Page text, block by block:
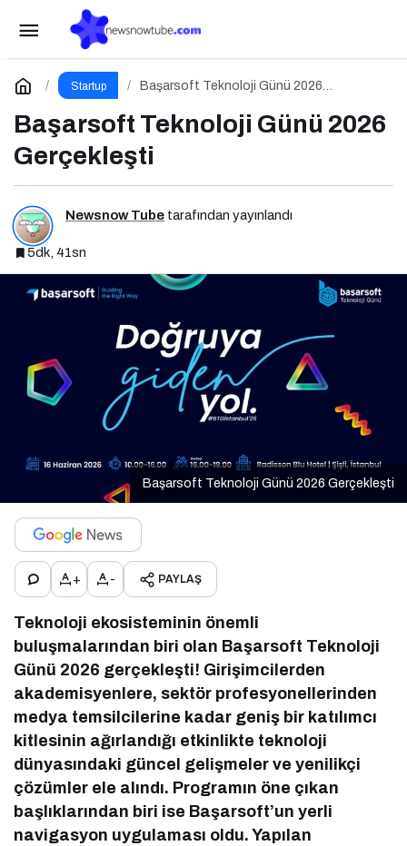
Startup
Başarsoft Teknoloji Günü 2026
Başarsoft Teknoloji Günü 2026
Gerçekleşti
Newsnow Tube tarafından yayınlandı
5dk, 41sn
Başarsoft Teknoloji Günü 2026 Gerçekleşti
+ - PAYLAŞ
Teknoloji ekosisteminin önemli
buluşmalarından biri olan Başarsoft Teknoloji
Günü 2026 gerçekleşti! Girişimcilerden
akademisyenlere, sektör profesyonellerinden
medya temsilcilerine kadar geniş bir katılımcı
kitlesinin ağırlandığı etkinlikte teknoloji
dünyasındaki güncel gelişmeler ve yenilikçi
çözümler ele alındı. Programın öne çıkan
başlıklarından biri ise Başarsoft’un yerli
navigasyon uygulaması oldu. Yapılan
İçerik Pazarlaması Hakkında Her Şey:
İçeriklerce Podcast Serisi
Yorum Yap